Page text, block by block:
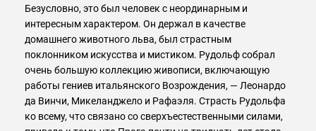
Безусловно, это был человек с неординарным и
интересным характером. Он держал в качестве
домашнего животного льва, был страстным
поклонником искусства и мистиком. Рудольф собрал
очень большую коллекцию живописи, включающую
работы гениев итальянского Возрождения, — Леонардо
да Винчи, Микеланджело и Рафаэля. Страсть Рудольфа
ко всему, что связано со сверхъестественными силами,